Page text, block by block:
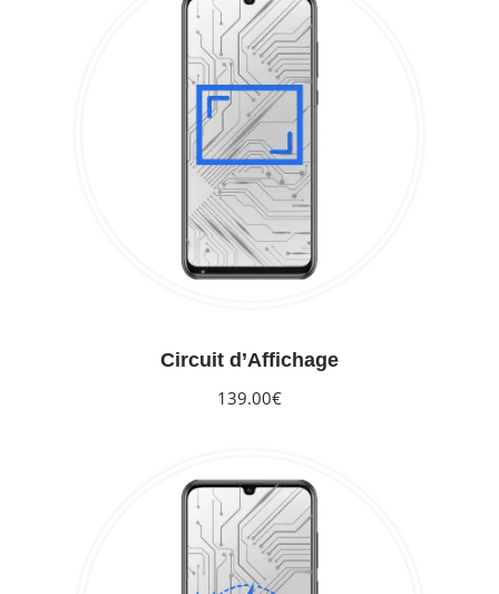
Circuit d’Affichage
139.00€